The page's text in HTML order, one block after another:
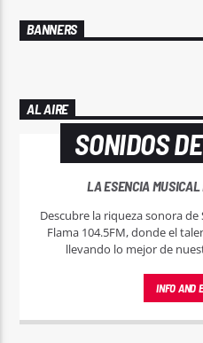
BANNERS
AL AIRE
SONIDOS
LA ESENCIA
Descubre la riqueza sonora
Flama 104.5FM, donde el
llevando lo mejor de
INFO AND